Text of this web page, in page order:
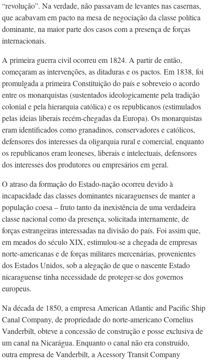
“revolução”. Na verdade, não passavam de levantes nas casernas,
que acabavam em pacto na mesa de negociação da classe política
dominante, na maior parte dos casos com a presença de forças
internacionais.
A primeira guerra civil ocorreu em 1824. A partir de então,
começaram as intervenções, as ditaduras e os pactos. Em 1838, foi
promulgada a primeira Constituição do país e sobreveio o acordo
entre os monarquistas (sustentados ideologicamente pela tradição
colonial e pela hierarquia católica) e os republicanos (estimulados
pelas ideias liberais recém-chegadas da Europa). Os monarquistas
eram identificados como granadinos, conservadores e católicos,
defensores dos interesses da oligarquia rural e comercial, enquanto
os republicanos eram leoneses, liberais e intelectuais, defensores
dos interesses dos produtores ou empresários em geral.
O atraso da formação do Estado-nação ocorreu devido à
incapacidade das classes dominantes nicaraguenses de manter a
população coesa – fruto tanto da inexistência de uma verdadeira
classe nacional como da presença, solicitada internamente, de
forças estrangeiras interessadas na divisão do país. Foi assim que,
em meados do século XIX, estimulou-se a chegada de empresas
norte-americanas e de forças militares mercenárias, provenientes
dos Estados Unidos, sob a alegação de que o nascente Estado
nicaraguense tinha necessidade de proteger-se dos governos
europeus.
Na década de 1850, a empresa American Atlantic and Pacific Ship
Canal Company, de propriedade do norte-americano Cornelius
Vanderbilt, obteve a concessão de construção e posse exclusiva de
um canal na Nicarágua. Enquanto o canal não era construído,
outra empresa de Vanderbilt, a Acessory Transit Company